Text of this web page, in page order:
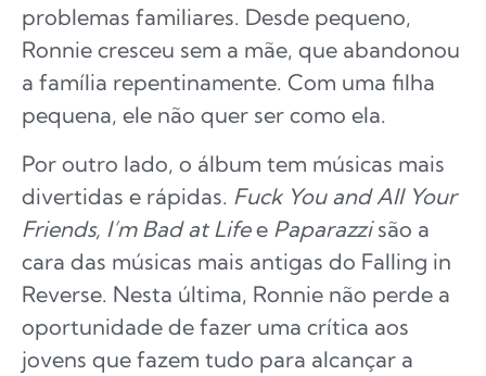
problemas familiares. Desde pequeno,
Ronnie cresceu sem a mãe, que abandonou
a família repentinamente. Com uma filha
pequena, ele não quer ser como ela.
Por outro lado, o álbum tem músicas mais
divertidas e rápidas. Fuck You and All Your
Friends, I’m Bad at Lifee Paparazzisão a
cara das músicas mais antigas do Falling in
Reverse. Nesta última, Ronnie não perde a
oportunidade de fazer uma crítica aos
jovens que fazem tudo para alcançar a